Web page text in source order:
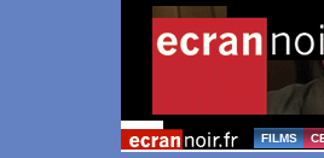
FILMS